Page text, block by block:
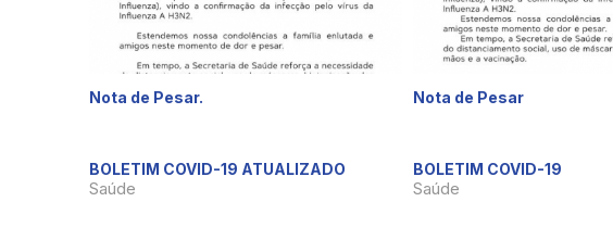
Nota de Pesar. Nota de Pesar
BOLETIM COVID-19 ATUALIZADO
Saúde
BOLETIM COVID-19
Saúde